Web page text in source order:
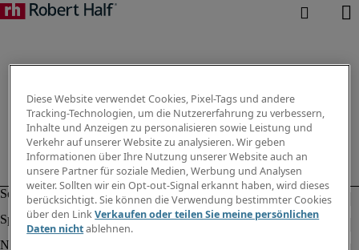
Diese Website verwendet Cookies, Pixel-Tags und andere
Tracking-Technologien, um die Nutzererfahrung zu verbessern,
Inhalte und Anzeigen zu personalisieren sowie Leistung und
Verkehr auf unserer Website zu analysieren. Wir geben
Informationen über Ihre Nutzung unserer Website auch an
unsere Partner für soziale Medien, Werbung und Analysen
weiter. Sollten wir ein Opt-out-Signal erkannt haben, wird dieses
berücksichtigt. Sie können die Verwendung bestimmter Cookies
über den LinkVerkaufen oder teilen Sie meine persönlichen
Daten nichtablehnen.